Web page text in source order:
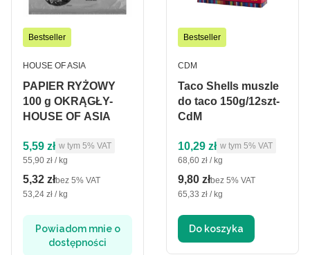
Bestseller
PAPIER RYŻOWY
100 g OKRĄGŁY-
HOUSE OF ASIA
PRODUCENT
HOUSE OF ASIA
Cena brutto
5,59 zł w tym %s VAT
w tym 5% VAT
Cena jednostkowa brutto
55,90 zł / kg
Cena netto
5,32 złbez 5% VAT
Cena jednostkowa netto
53,24 zł / kg
Powiadom mnie o
dostępności
Bestseller
Taco Shells muszle
do taco 150g/12szt-
CdM
PRODUCENT
CDM
Cena brutto
10,29 zł w tym %s VAT
w tym 5% VAT
Cena jednostkowa brutto
68,60 zł / kg
Cena netto
9,80 złbez 5% VAT
Cena jednostkowa netto
65,33 zł / kg
Do koszyka